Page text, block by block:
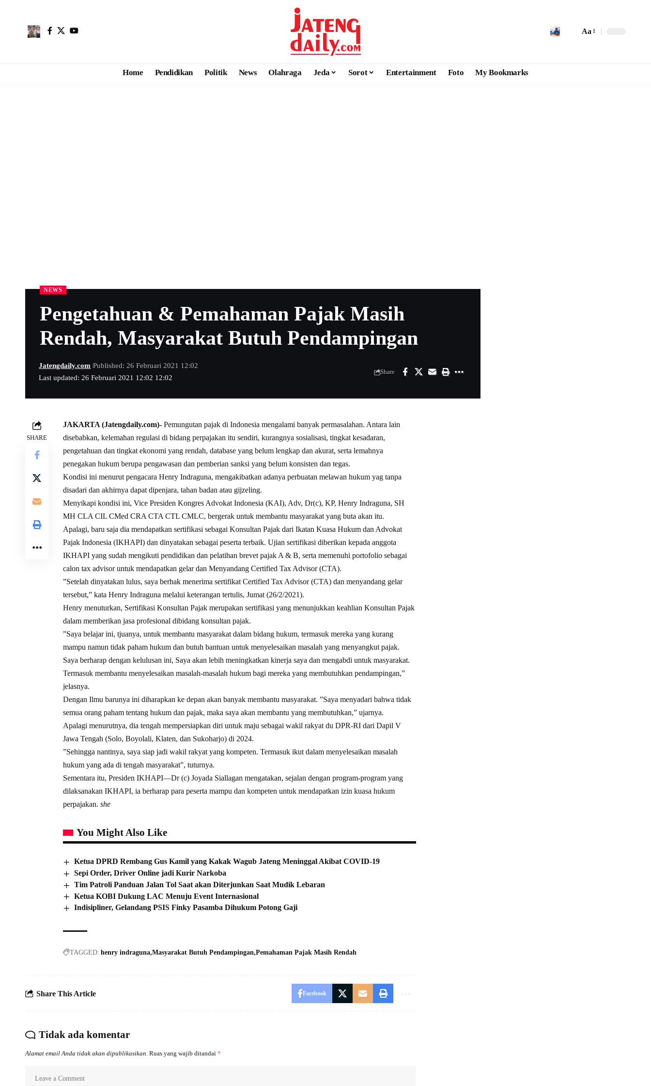
Aa
Home Pendidikan Politik News Olahraga Jeda Sorot Entertainment Foto My Bookmarks
NEWS
Pengetahuan & Pemahaman Pajak Masih
Rendah, Masyarakat Butuh Pendampingan
Last updated: 26 Februari 2021 12:02 12:02
Jatengdaily.com Published: 26 Februari 2021 12:02
Share
SHARE
JAKARTA (Jatengdaily.com)- Pemungutan pajak di Indonesia mengalami banyak permasalahan. Antara lain
disebabkan, kelemahan regulasi di bidang perpajakan itu sendiri, kurangnya sosialisasi, tingkat kesadaran,
pengetahuan dan tingkat ekonomi yang rendah, database yang belum lengkap dan akurat, serta lemahnya
penegakan hukum berupa pengawasan dan pemberian sanksi yang belum konsisten dan tegas.
Kondisi ini menurut pengacara Henry Indraguna, mengakibatkan adanya perbuatan melawan hukum yag tanpa
disadari dan akhirnya dapat dipenjara, tahan badan atau gijzeling.
Menyikapi kondisi ini, Vice Presiden Kongres Advokat Indonesia (KAI), Adv, Dr(c), KP, Henry Indraguna, SH
MH CLA CIL CMed CRA CTA CTL CMLC, bergerak untuk membantu masyarakat yang buta akan itu.
Apalagi, baru saja dia mendapatkan sertifikasi sebagai Konsultan Pajak dari Ikatan Kuasa Hukum dan Advokat
Pajak Indonesia (IKHAPI) dan dinyatakan sebagai peserta terbaik. Ujian sertifikasi diberikan kepada anggota
IKHAPI yang sudah mengikuti pendidikan dan pelatihan brevet pajak A & B, serta memenuhi portofolio sebagai
calon tax advisor untuk mendapatkan gelar dan Menyandang Certified Tax Advisor (CTA).
”Setelah dinyatakan lulus, saya berhak menerima sertifikat Certified Tax Advisor (CTA) dan menyandang gelar
tersebut,” kata Henry Indraguna melalui keterangan tertulis, Jumat (26/2/2021).
Henry menuturkan, Sertifikasi Konsultan Pajak merupakan sertifikasi yang menunjukkan keahlian Konsultan Pajak
dalam memberikan jasa profesional dibidang konsultan pajak.
”Saya belajar ini, tjuanya, untuk membantu masyarakat dalam bidang hukum, termasuk mereka yang kurang
mampu namun tidak paham hukum dan butuh bantuan untuk menyelesaikan masalah yang menyangkut pajak.
Saya berharap dengan kelulusan ini, Saya akan lebih meningkatkan kinerja saya dan mengabdi untuk masyarakat.
Termasuk membantu menyelesaikan masalah-masalah hukum bagi mereka yang membutuhkan pendampingan,”
jelasnya.
Dengan Ilmu barunya ini diharapkan ke depan akan banyak membantu masyarakat. ”Saya menyadari bahwa tidak
semua orang paham tentang hukum dan pajak, maka saya akan membantu yang membutuhkan,” ujarnya.
Apalagi menurutnya, dia tengah mempersiapkan diri untuk maju sebagai wakil rakyat du DPR-RI dari Dapil V
Jawa Tengah (Solo, Boyolali, Klaten, dan Sukoharjo) di 2024.
”Sehingga nantinya, saya siap jadi wakil rakyat yang kompeten. Termasuk ikut dalam menyelesaikan masalah
hukum yang ada di tengah masyarakat”, tuturnya.
Sementara itu, Presiden IKHAPI—Dr (c) Joyada Siallagan mengatakan, sejalan dengan program-program yang
dilaksanakan IKHAPI, ia berharap para peserta mampu dan kompeten untuk mendapatkan izin kuasa hukum
perpajakan. she
You Might Also Like
Ketua DPRD Rembang Gus Kamil yang Kakak Wagub Jateng Meninggal Akibat COVID-19
Sepi Order, Driver Online jadi Kurir Narkoba
Tim Patroli Panduan Jalan Tol Saat akan Diterjunkan Saat Mudik Lebaran
Ketua KOBI Dukung LAC Menuju Event Internasional
Indisipliner, Gelandang PSIS Finky Pasamba Dihukum Potong Gaji
TAGGED: henry indraguna Masyarakat Butuh Pendampingan Pemahaman Pajak Masih Rendah
Share This Article Facebook
Tidak ada komentar
Alamat email Anda tidak akan dipublikasikan. Ruas yang wajib ditandai *